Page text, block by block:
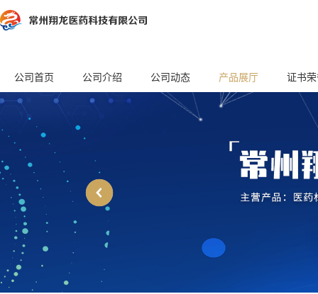
公司首页 公司介绍 公司动态 产品展厅 证书